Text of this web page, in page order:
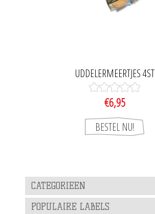
UDDELERMEERTJES 4ST
€6,95
CATEGORIEEN
POPULAIRE LABELS